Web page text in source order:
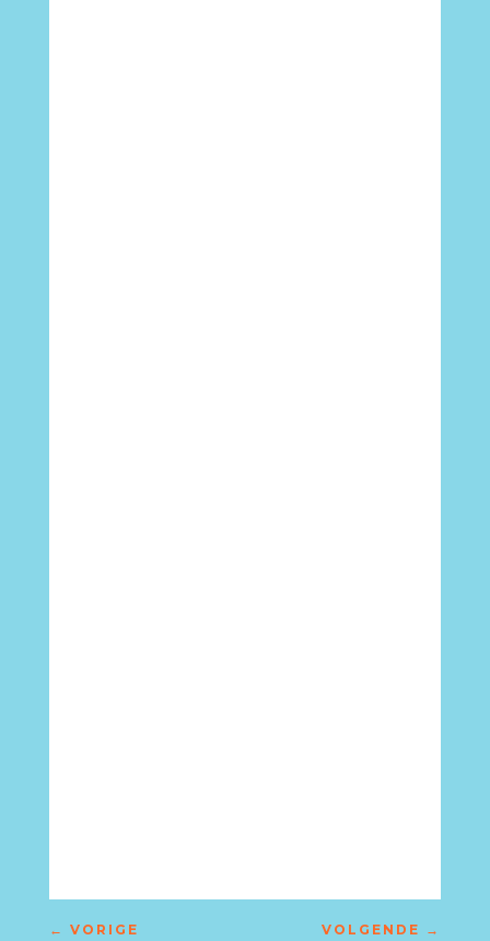
← VORIGE VOLGENDE →